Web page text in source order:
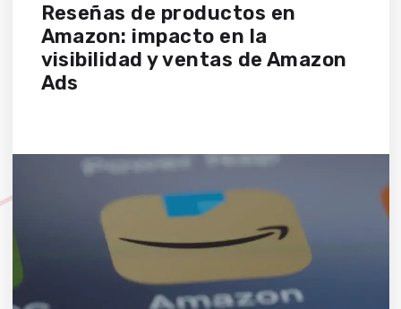
Reseñas de productos en
Amazon: impacto en la
visibilidad y ventas de Amazon
Ads